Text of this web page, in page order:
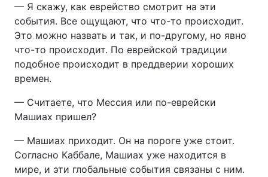
— Я скажу, как еврейство смотрит на эти
события. Все ощущают, что что-то происходит.
Это можно назвать и так, и по-другому, но явно
что-то происходит. По еврейской традиции
подобное происходит в преддверии хороших
времен.
— Считаете, что Мессия или по-еврейски
Машиах пришел?
— Машиах приходит. Он на пороге уже стоит.
Согласно Каббале, Машиах уже находится в
мире, и эти глобальные события связаны с ним.